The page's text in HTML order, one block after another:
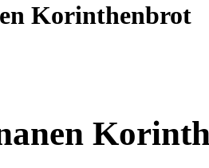
Korinthenbrot